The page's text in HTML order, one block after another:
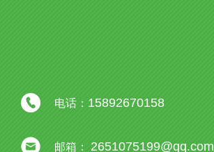
电话： 15892670158
邮箱： 2651075199@qq.com